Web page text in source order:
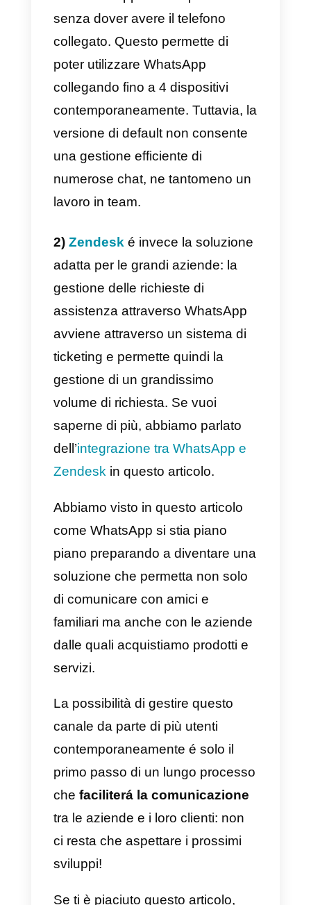
WhatsApp Multidispositivo e
Zendesk.
Quali sono quindi le principali
differenze tra le tre soluzioni?
1) Callbellè la soluzione adatta
per team dalle 2 alle 50 persone:
l’interfaccia si basa infatti su un
sistema di live chat, molto simile
alla versione desktop
dell’applicazione.
L’applicazione permette di
assegnare automaticamente una
chat al primo operatore
disponibile, con la possibilità di
utilizzare template di risposta, tag
e molte altre funzionalità nate per
facilitare la collaborazione.
Puoi creare un account gratuito
su Callbellda qui.
2) WhatsApp Multidispositivo
(Beta):
A metà del 2021 è stato
annunciato l’arrivo della funzione
multi-dispositivo di WhatsApp. In
questo modo, oggi è possibile